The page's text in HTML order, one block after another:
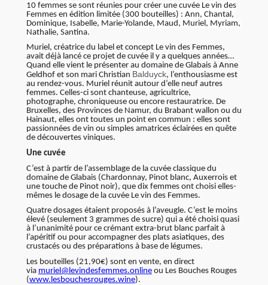
10 femmes se sont réunies pour créer une cuvée Le vin des
Femmes en édition limitée (300 bouteilles) : Ann, Chantal,
Dominique, Isabelle, Marie-Yolande, Maud, Muriel, Myriam,
Nathalie, Santina.
Muriel, créatrice du label et concept Le vin des Femmes,
avait déjà lancé ce projet de cuvée il y a quelques années…
Quand elle vient le présenter au domaine de Glabais à Anne
Geldhof et son mari Christian Balduyck, l’enthousiasme est
au rendez-vous. Muriel réunit autour d’elle neuf autres
femmes. Celles-ci sont chanteuse, agricultrice,
photographe, chroniqueuse ou encore restauratrice. De
Bruxelles, des Provinces de Namur, du Brabant wallon ou du
Hainaut, elles ont toutes un point en commun : elles sont
passionnées de vin ou simples amatrices éclairées en quête
de découvertes viniques.
Une cuvée
C’est à partir de l’assemblage de la cuvée classique du
domaine de Glabais (Chardonnay, Pinot blanc, Auxerrois et
une touche de Pinot noir), que dix femmes ont choisi elles-
mêmes le dosage de la cuvée Le vin des Femmes.
Quatre dosages étaient proposés à l’aveugle. C’est le moins
élevé (seulement 3 grammes de sucre) qui a été choisi quasi
à l’unanimité pour ce crémant extra-brut blanc parfait à
l’apéritif ou pour accompagner des plats asiatiques, des
crustacés ou des préparations à base de légumes.
Les bouteilles (21,90€) sont en vente, en direct
via muriel@levindesfemmes.onlineou Les Bouches Rouges
(www.lesbouchesrouges.wine).